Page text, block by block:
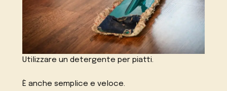
Utilizzare un detergente per piatti.
È anche semplice e veloce.